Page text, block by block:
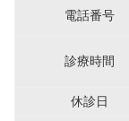
電話番号
診療時間
休診日